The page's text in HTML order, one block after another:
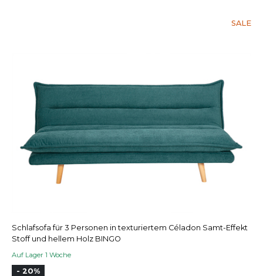
SALE
Schlafsofa für 3 Personen in texturiertem Céladon Samt-Effekt
Stoff und hellem Holz BINGO
Auf Lager 1 Woche
- 20%